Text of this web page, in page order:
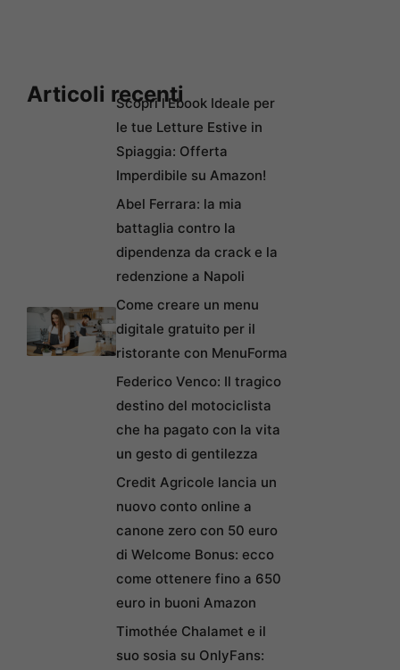
Articoli recentiScopri l’Ebook Ideale per
le tue Letture Estive in
Spiaggia: Offerta
Imperdibile su Amazon!
Abel Ferrara: la mia
battaglia contro la
dipendenza da crack e la
redenzione a Napoli
Come creare un menu
digitale gratuito per il
ristorante con MenuForma
Federico Venco: Il tragico
destino del motociclista
che ha pagato con la vita
un gesto di gentilezza
Credit Agricole lancia un
nuovo conto online a
canone zero con 50 euro
di Welcome Bonus: ecco
come ottenere fino a 650
euro in buoni Amazon
Timothée Chalamet e il
suo sosia su OnlyFans: